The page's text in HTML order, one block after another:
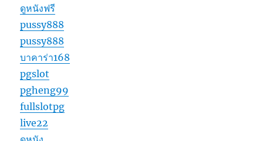
ดูหนังฟรี
pussy888
pussy888
บาคาร่า168
pgslot
pgheng99
fullslotpg
live22